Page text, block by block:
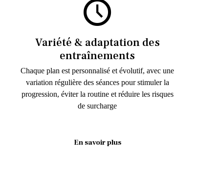
Variété & adaptation des
entraînements
Chaque plan est personnalisé et évolutif, avec une
variation régulière des séances pour stimuler la
progression, éviter la routine et réduire les risques
de surcharge
En savoir plus